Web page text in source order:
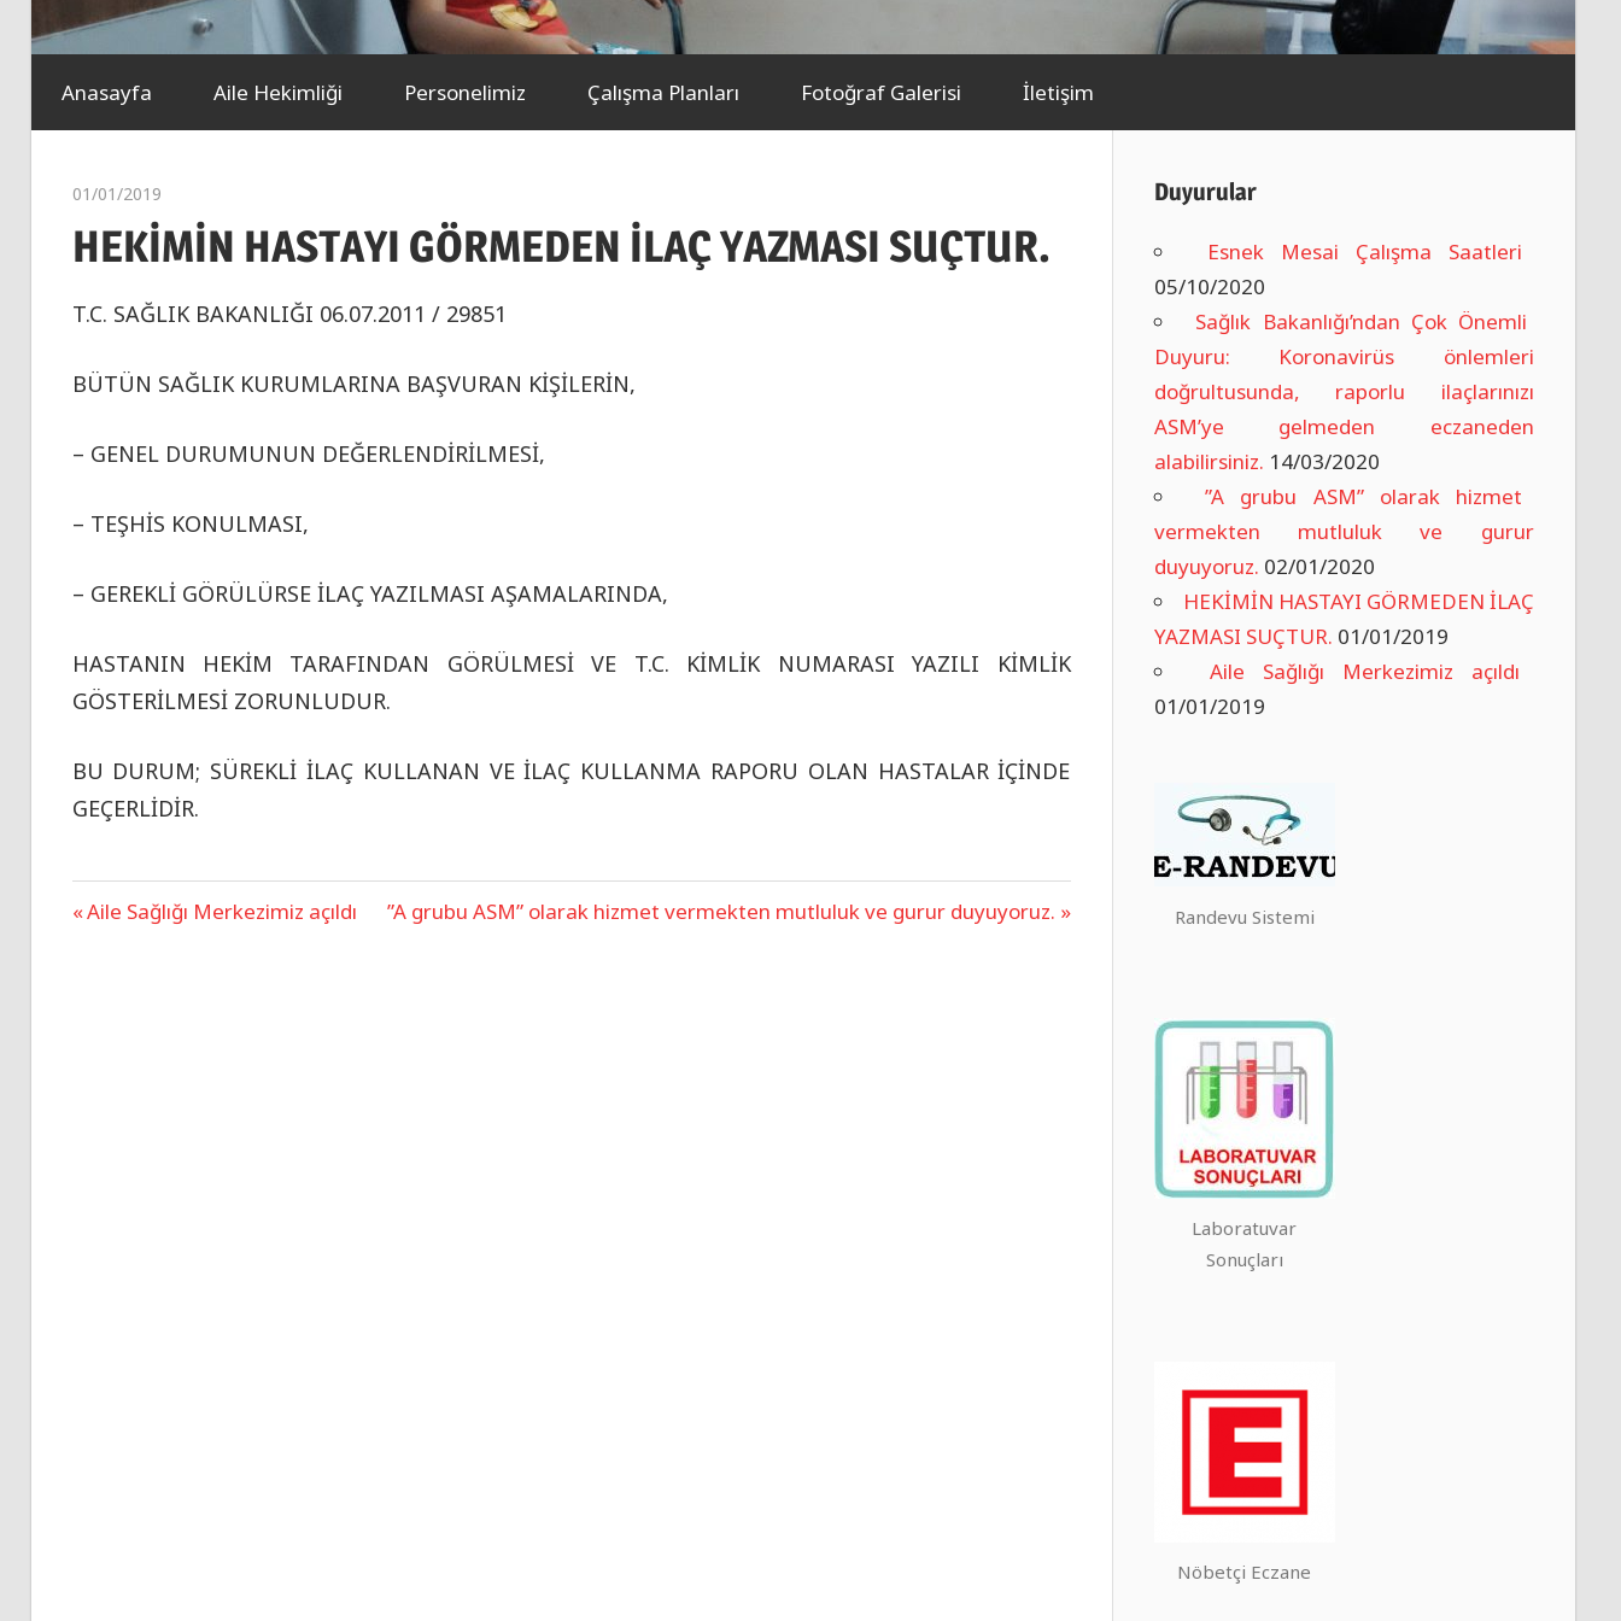
Anasayfa Aile Hekimliği Personelimiz Çalışma Planları Fotoğraf Galerisi İletişim
01/01/2019
HEKİMİN HASTAYI GÖRMEDEN İLAÇ YAZMASI SUÇTUR.
T.C. SAĞLIK BAKANLIĞI 06.07.2011 / 29851
BÜTÜN SAĞLIK KURUMLARINA BAŞVURAN KİŞİLERİN,
– GENEL DURUMUNUN DEĞERLENDİRİLMESİ,
– TEŞHİS KONULMASI,
– GEREKLİ GÖRÜLÜRSE İLAÇ YAZILMASI AŞAMALARINDA,
HASTANIN HEKİM TARAFINDAN GÖRÜLMESİ VE T.C. KİMLİK NUMARASI YAZILI KİMLİK
GÖSTERİLMESİ ZORUNLUDUR.
BU DURUM; SÜREKLİ İLAÇ KULLANAN VE İLAÇ KULLANMA RAPORU OLAN HASTALAR İÇİNDE
GEÇERLİDİR.
UNCATEGORIZED
Previous
Aile Sağlığı Merkezimiz açıldı
Next
”A grubu ASM” olarak hizmet vermekten mutluluk ve gurur duyuyoruz.
Duyurular
Esnek Mesai Çalışma Saatleri
05/10/2020
Sağlık Bakanlığı’ndan Çok Önemli
Duyuru: Koronavirüs önlemleri
doğrultusunda, raporlu ilaçlarınızı
ASM’ye gelmeden eczaneden
alabilirsiniz. 14/03/2020
”A grubu ASM” olarak hizmet
vermekten mutluluk ve gurur
duyuyoruz. 02/01/2020
HEKİMİN HASTAYI GÖRMEDEN İLAÇ
YAZMASI SUÇTUR. 01/01/2019
Aile Sağlığı Merkezimiz açıldı
01/01/2019
Randevu Sistemi
Laboratuvar
Sonuçları
Nöbetçi Eczane